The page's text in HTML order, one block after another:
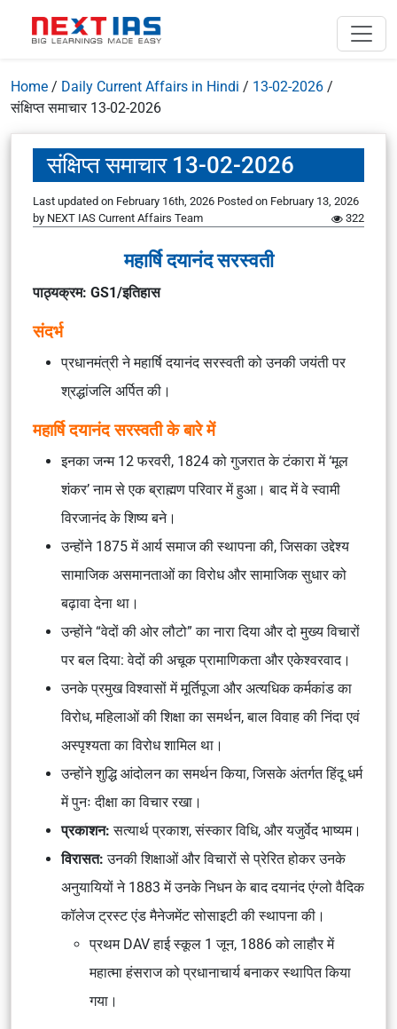
Home / Daily Current Affairs in Hindi / 13-02-2026 /
संक्षिप्त समाचार 13-02-2026
संक्षिप्त समाचार 13-02-2026
Last updated on February 16th, 2026 Posted on February 13, 2026
by NEXT IAS Current Affairs Team 322
महार्षि दयानंद सरस्वती
पाठ्यक्रम: GS1/इतिहास
संदर्भ
प्रधानमंत्री ने महार्षि दयानंद सरस्वती को उनकी जयंती पर
श्रद्धांजलि अर्पित की।
महार्षि दयानंद सरस्वती के बारे में
इनका जन्म 12 फरवरी, 1824 को गुजरात के टंकारा में ‘मूल
शंकर’ नाम से एक ब्राह्मण परिवार में हुआ। बाद में वे स्वामी
विरजानंद के शिष्य बने।
उन्होंने 1875 में आर्य समाज की स्थापना की, जिसका उद्देश्य
सामाजिक असमानताओं का विरोध और सामाजिक सुधार को
बढ़ावा देना था।
उन्होंने “वेदों की ओर लौटो” का नारा दिया और दो मुख्य विचारों
पर बल दिया: वेदों की अचूक प्रामाणिकता और एकेश्वरवाद।
उनके प्रमुख विश्वासों में मूर्तिपूजा और अत्यधिक कर्मकांड का
विरोध, महिलाओं की शिक्षा का समर्थन, बाल विवाह की निंदा एवं
अस्पृश्यता का विरोध शामिल था।
उन्होंने शुद्धि आंदोलन का समर्थन किया, जिसके अंतर्गत हिंदू धर्म
में पुनः दीक्षा का विचार रखा।
प्रकाशन: सत्यार्थ प्रकाश, संस्कार विधि, और यजुर्वेद भाष्यम।
विरासत:उनकी शिक्षाओं और विचारों से प्रेरित होकर उनके
अनुयायियों ने 1883 में उनके निधन के बाद दयानंद एंग्लो वैदिक
कॉलेज ट्रस्ट एंड मैनेजमेंट सोसाइटी की स्थापना की।
प्रथम DAV हाई स्कूल 1 जून, 1886 को लाहौर में
महात्मा हंसराज को प्रधानाचार्य बनाकर स्थापित किया
गया।